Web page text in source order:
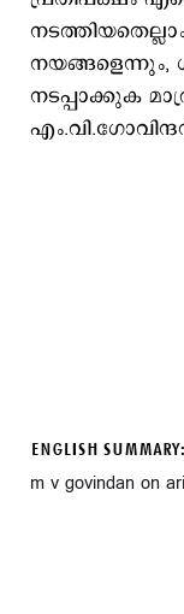
നടപ്പാക്കുക
ENGLISH SUMMARY:
m v govindan on